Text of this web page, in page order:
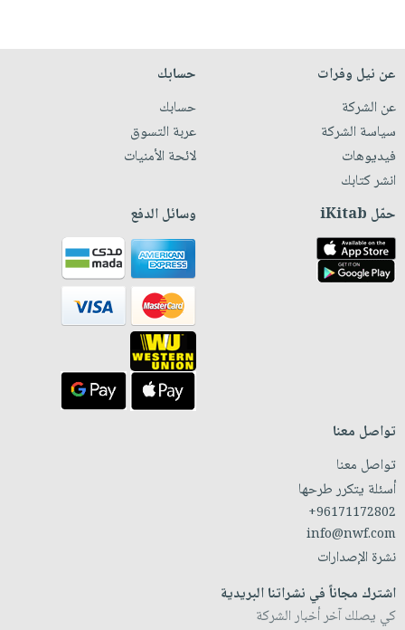
عن نيل وفرات
عن الشركة
سياسة الشركة
فيديوهات
انشر كتابك
حسابك
حسابك
عربة التسوق
لائحة الأمنيات
حمّل iKitab وسائل الدفع
تواصل معنا
تواصل معنا
أسئلة يتكرر طرحها
+96171172802
info@nwf.com
نشرة الإصدارات
اشترك مجاناً في نشراتنا البريدية
كي يصلك آخر أخبار الشركة